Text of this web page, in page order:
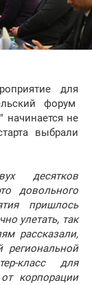
для
форум
начинается не
выбрали
десятков
довольного
пришлось
улетать, так
рассказали,
региональной
класс для
корпорации